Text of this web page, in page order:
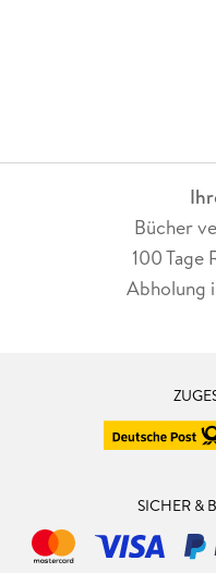
Bücher
100 Tage
Abholung
SICHER &